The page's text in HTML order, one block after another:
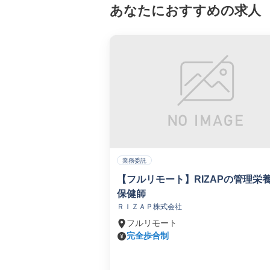
あなたにおすすめの求人
業務委託
【フルリモート】RIZAPの管理栄
保健師
ＲＩＺＡＰ株式会社
フルリモート
完全歩合制